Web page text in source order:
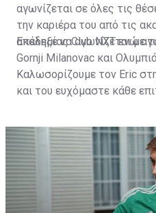
αγωνίζεται σε όλες τις
την καριέρα του από τις
ακαδημίας Club NXT ενώ
Gornji Milanovac και
Επέλεξε να αγωνίζεται με
Καλωσορίζουμε τον Eric
και του ευχόμαστε κάθε